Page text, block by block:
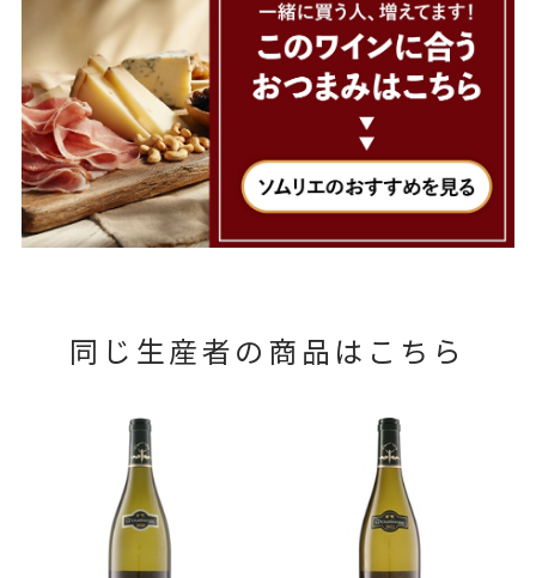
同じ生産者の商品はこちら